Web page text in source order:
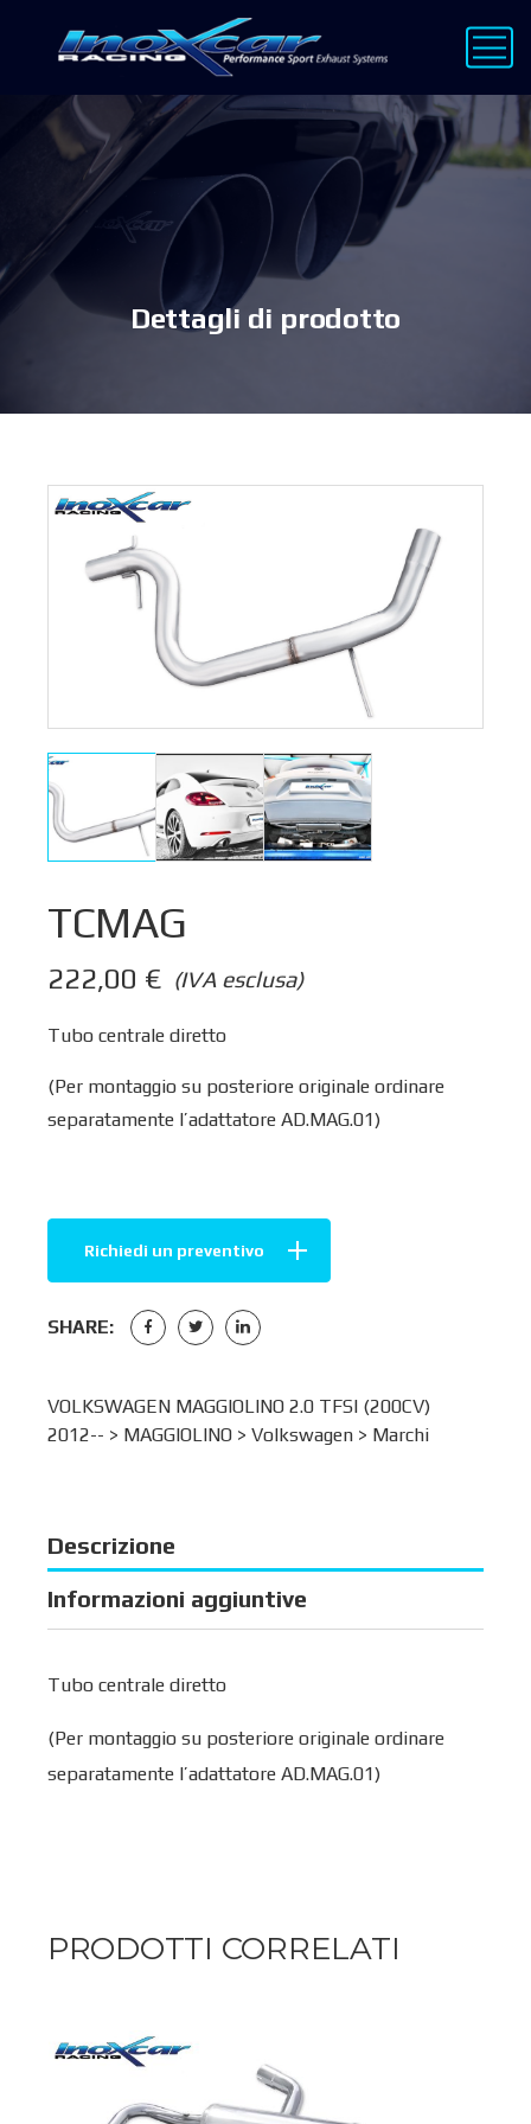
Dettagli di prodotto
TCMAG
(IVA esclusa)
222,00 €
Tubo centrale diretto
(Per montaggio su posteriore originale ordinare
separatamente l’adattatore AD.MAG.01)
Richiedi un preventivo
SHARE:
VOLKSWAGEN MAGGIOLINO 2.0 TFSI (200CV)
2012-- > MAGGIOLINO > Volkswagen > Marchi
Descrizione
Informazioni aggiuntive
Tubo centrale diretto
(Per montaggio su posteriore originale ordinare
separatamente l’adattatore AD.MAG.01)
PRODOTTI CORRELATI